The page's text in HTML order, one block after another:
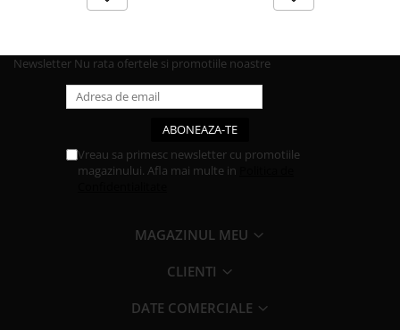
Newsletter Nu rata ofertele si promotiile noastre
Vreau sa primesc newsletter cu promotiile
magazinului. Afla mai multe in
MAGAZINUL MEU
CLIENTI
DATE COMERCIALE